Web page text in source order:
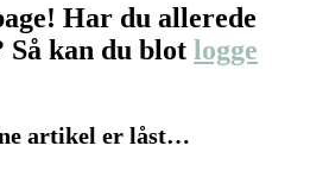
Har du allerede
Så kan du blot logge
artikel er låst…